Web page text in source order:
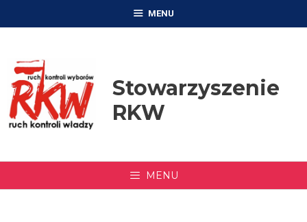
MENU
Stowarzyszenie
RKW
MENU